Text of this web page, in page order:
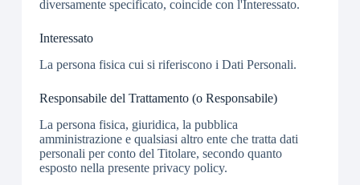
diversamente specificato, coincide con l'Interessato.
Interessato
La persona fisica cui si riferiscono i Dati Personali.
Responsabile del Trattamento (o Responsabile)
La persona fisica, giuridica, la pubblica
amministrazione e qualsiasi altro ente che tratta dati
personali per conto del Titolare, secondo quanto
esposto nella presente privacy policy.